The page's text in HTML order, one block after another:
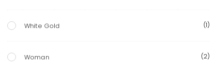
White Gold (1)
Woman (2)